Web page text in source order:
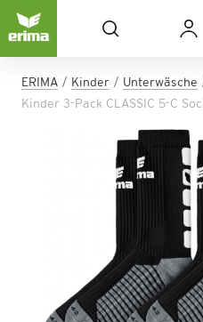
ERIMA Kinder Unterwäsche
Kinder 3-Pack CLASSIC 5-C